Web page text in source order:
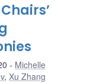
Michelle
, Xu Zhang